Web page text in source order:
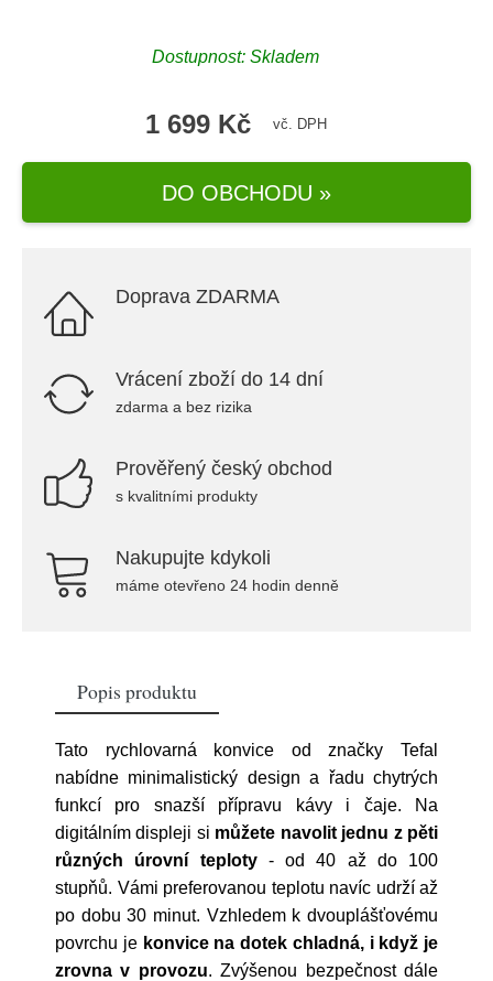
Dostupnost: Skladem
1 699 Kč vč. DPH
DO OBCHODU »
Doprava ZDARMA
Vrácení zboží do 14 dní
zdarma a bez rizika
Prověřený český obchod
s kvalitními produkty
Nakupujte kdykoli
máme otevřeno 24 hodin denně
Popis produktu
Tato rychlovarná konvice od značky Tefal
nabídne minimalistický design a řadu chytrých
funkcí pro snazší přípravu kávy i čaje. Na
digitálním displeji si můžete navolit jednu z pěti
různých úrovní teploty- od 40 až do 100
stupňů. Vámi preferovanou teplotu navíc udrží až
po dobu 30 minut. Vzhledem k dvouplášťovému
povrchu je konvice na dotek chladná, i když je
zrovna v provozu. Zvýšenou bezpečnost dále